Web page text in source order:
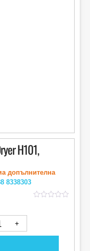
H101,
допълнителна
8338303